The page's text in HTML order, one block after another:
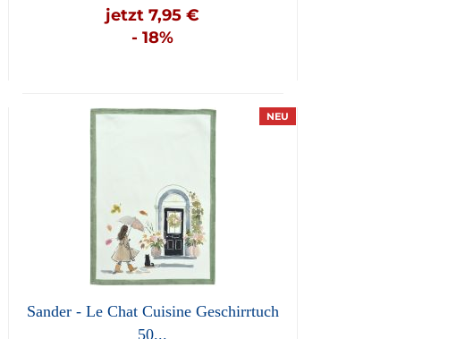
jetzt 7,95 €
- 18%
NEU
Sander - Le Chat Cuisine Geschirrtuch
50...